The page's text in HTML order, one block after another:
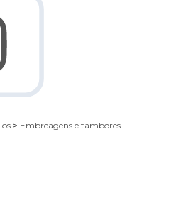
> Embreagens e tambores